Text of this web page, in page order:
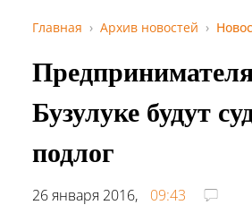
Главная Архив новостей
Бузулуке будут
подлог
26 января 2016,
09:43